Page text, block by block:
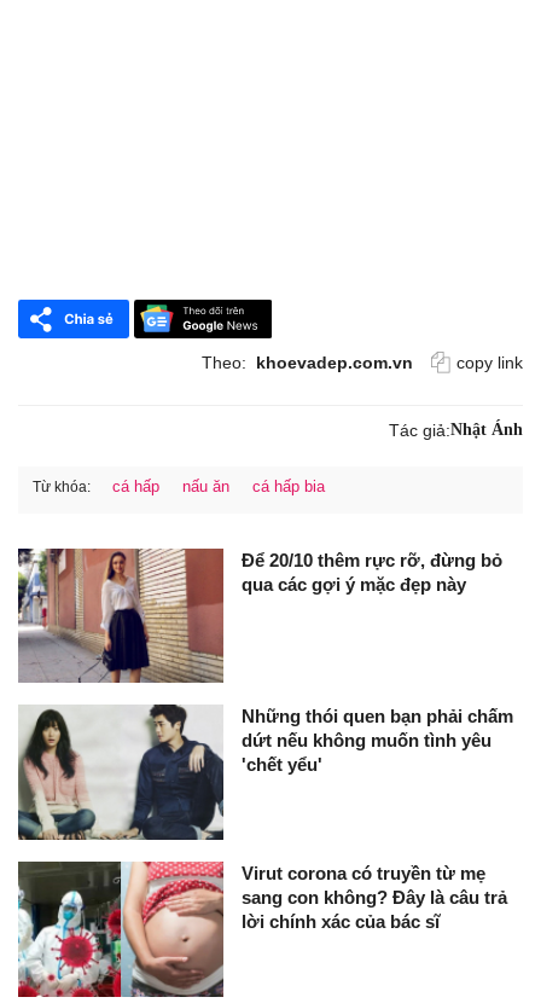
Theo: khoevadep.com.vn copy link
Tác giả:Nhật Ánh
Từ khóa: cá hấp nấu ăn cá hấp bia
Để 20/10 thêm rực rỡ, đừng bỏ
qua các gợi ý mặc đẹp này
Những thói quen bạn phải chấm
dứt nếu không muốn tình yêu
'chết yểu'
Virut corona có truyền từ mẹ
sang con không? Đây là câu trả
lời chính xác của bác sĩ